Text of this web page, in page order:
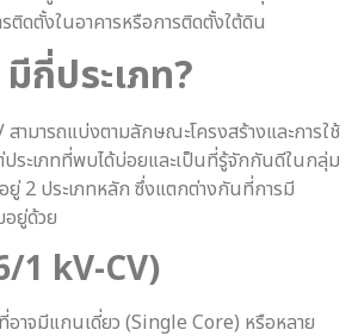
ติดตั้งในอาคารหรือการติดตั้งใต้ดิน
มีกี่ประเภท?
สามารถแบ่งตามลักษณะโครงสร้างและการใช้
ระเภทที่พบได้บ่อยและเป็นที่รู้จักกันดีในกลุ่ม
ยู่ 2 ประเภทหลัก ซึ่งแตกต่างกันที่การมี
ยู่ด้วย
1 kV-CV)
อาจมีแกนเดี่ยว (Single Core) หรือหลาย